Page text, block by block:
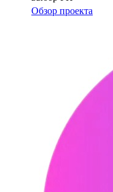
Обзор проекта